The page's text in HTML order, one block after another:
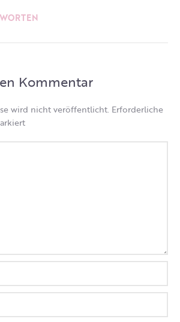
Kommentar
wird nicht veröffentlicht. Erforderliche